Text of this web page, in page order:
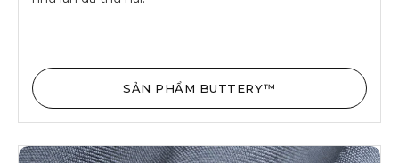
SẢN PHẨM BUTTERY™